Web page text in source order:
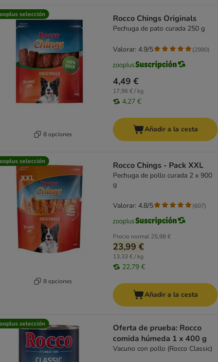
selección
8 opciones
Rocco Chings Originals
Pechuga de pato curada 250 g
4,49 €
17,96 € / kg
4,27 €
Valorar: 4.9/5 (2980)
Añadir a la cesta
selección
8 opciones
Rocco Chings - Pack XXL
Pechuga de pollo curada 2 x 900
g
Precio normal 25,98 €
23,99 €
13,33 € / kg
22,79 €
Valorar: 4.8/5 (607)
Añadir a la cesta
selección
Oferta de prueba: Rocco
comida húmeda 1 x 400 g
Vacuno con pollo (Rocco Classic)